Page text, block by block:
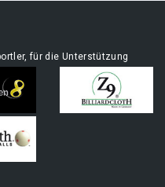
für die Unterstützung